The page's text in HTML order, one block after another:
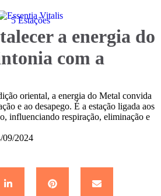
5 Estações
a energia do
com a
oriental, a energia do Metal convida
e ao desapego. É a estação ligada aos
influenciando respiração, eliminação e
09/2024